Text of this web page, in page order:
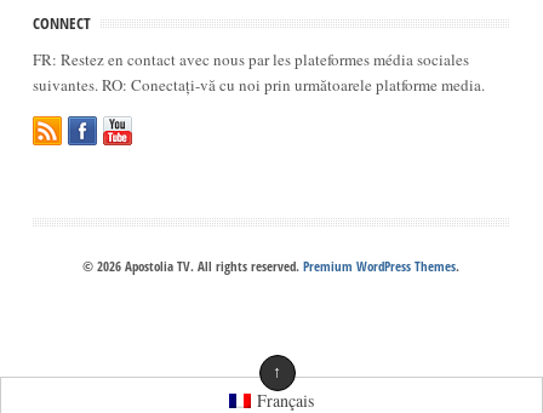
CONNECT
FR: Restez en contact avec nous par les plateformes média sociales
suivantes. RO: Conectați-vă cu noi prin următoarele platforme media.
© 2026 Apostolia TV. All rights reserved.Premium WordPress Themes.
↑
Français